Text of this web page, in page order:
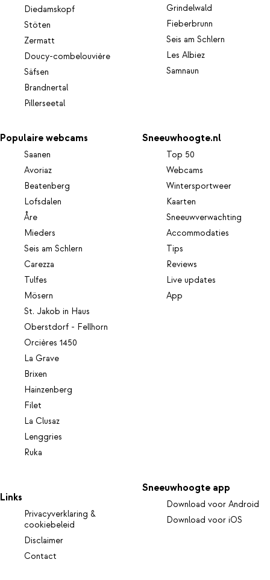
Diedamskopf
Stöten
Zermatt
Doucy-combelouvière
Säfsen
Brandnertal
Pillerseetal
Grindelwald
Fieberbrunn
Seis am Schlern
Les Albiez
Samnaun
Populaire webcams
Saanen
Avoriaz
Beatenberg
Lofsdalen
Åre
Mieders
Seis am Schlern
Carezza
Tulfes
Mösern
St. Jakob in Haus
Oberstdorf - Fellhorn
Orcières 1450
La Grave
Brixen
Hainzenberg
Filet
La Clusaz
Lenggries
Ruka
Sneeuwhoogte.nl
Top 50
Webcams
Wintersportweer
Kaarten
Sneeuwverwachting
Accommodaties
Tips
Reviews
Live updates
App
Links
Privacyverklaring &
cookiebeleid
Disclaimer
Contact
Sneeuwhoogte app
Download voor Android
Download voor iOS